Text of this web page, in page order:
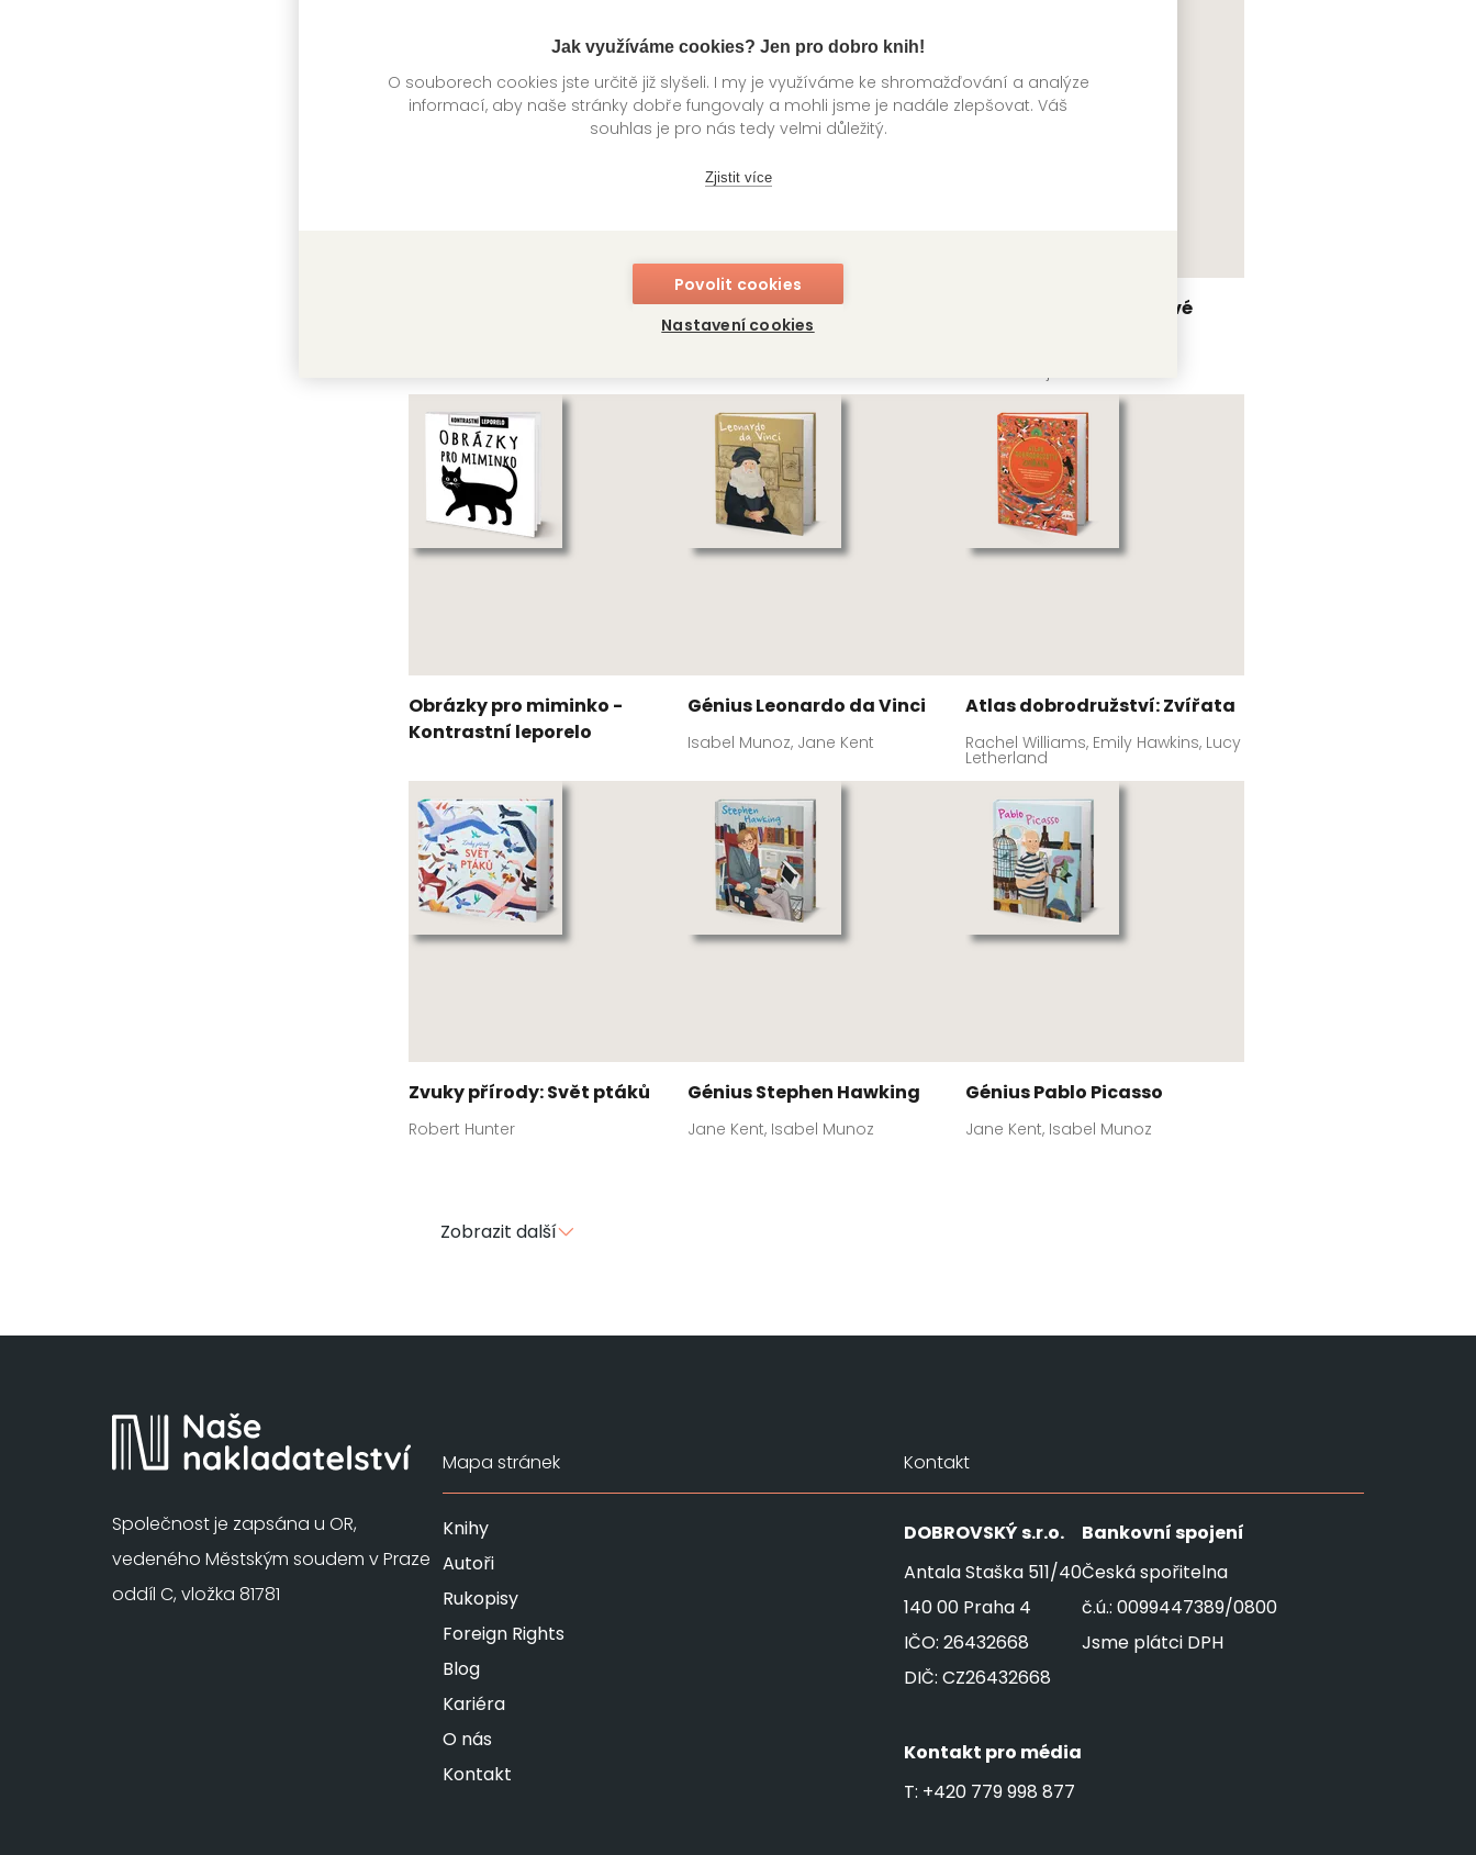
Jak využíváme cookies? Jen pro dobro knih!
O souborech cookies jste určitě již slyšeli. I my je využíváme ke shromažďování a analýze
informací, aby naše stránky dobře fungovaly a mohli jsme je nadále zlepšovat. Váš
souhlas je pro nás tedy velmi důležitý.
Zjistit více
Povolit cookies
Nastavení cookies
Silné stroje
Zvířátka - Harmonikové
Obrázky pro miminko -
Kontrastní leporelo
Génius Leonardo da Vinci
Isabel Munoz, Jane Kent
Atlas dobrodružství: Zvířata
Rachel Williams, Emily Hawkins, Lucy
Letherland
Zvuky přírody: Svět ptáků
Robert Hunter
Génius Stephen Hawking
Jane Kent, Isabel Munoz
Génius Pablo Picasso
Jane Kent, Isabel Munoz
Zobrazit další
Společnost je zapsána u OR,
vedeného Městským soudem v Praze
oddíl C, vložka 81781
Mapa stránek
Knihy
Autoři
Rukopisy
Foreign Rights
Blog
Kariéra
O nás
Kontakt
Kontakt
DOBROVSKÝs.r.o.
Antala Staška 511/40
140 00 Praha 4
IČO: 26432668
DIČ: CZ26432668
Bankovní spojení
Česká spořitelna
č.ú.: 0099447389/0800
Jsme plátci DPH
Kontakt pro média
T: +420 779 998 877